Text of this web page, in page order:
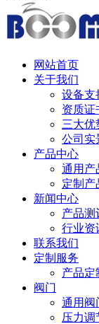
网站首页
关于我们
设备支
资质证
三大优
公司实
产品中心
通用产
定制产
新闻中心
产品测
行业资
联系我们
定制服务
产品定
阀门
通用阀
压力调